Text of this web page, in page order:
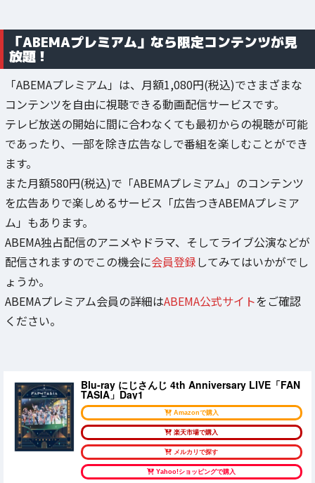
「ABEMAプレミアム」なら限定コンテンツが見
放題！
「ABEMAプレミアム」は、月額1,080円(税込)でさまざまな
コンテンツを自由に視聴できる動画配信サービスです。
テレビ放送の開始に間に合わなくても最初からの視聴が可能
であったり、一部を除き広告なしで番組を楽しむことができ
ます。
また月額580円(税込)で「ABEMAプレミアム」のコンテンツ
を広告ありで楽しめるサービス「広告つきABEMAプレミア
ム」もあります。
ABEMA独占配信のアニメやドラマ、そしてライブ公演などが
配信されますのでこの機会に会員登録してみてはいかがでし
ょうか。
ABEMAプレミアム会員の詳細はABEMA公式サイトをご確認
ください。
Blu-ray にじさんじ 4th Anniversary LIVE「FAN
TASIA」Day1
Amazonで購入
楽天市場で購入
メルカリで探す
Yahoo!ショッピングで購入